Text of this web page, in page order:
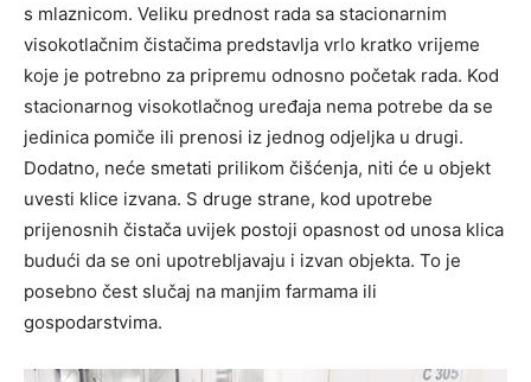
s mlaznicom. Veliku prednost rada sa stacionarnim
visokotlačnim čistačima predstavlja vrlo kratko vrijeme
koje je potrebno za pripremu odnosno početak rada. Kod
stacionarnog visokotlačnog uređaja nema potrebe da se
jedinica pomiče ili prenosi iz jednog odjeljka u drugi.
Dodatno, neće smetati prilikom čišćenja, niti će u objekt
uvesti klice izvana. S druge strane, kod upotrebe
prijenosnih čistača uvijek postoji opasnost od unosa klica
budući da se oni upotrebljavaju i izvan objekta. To je
posebno čest slučaj na manjim farmama ili
gospodarstvima.